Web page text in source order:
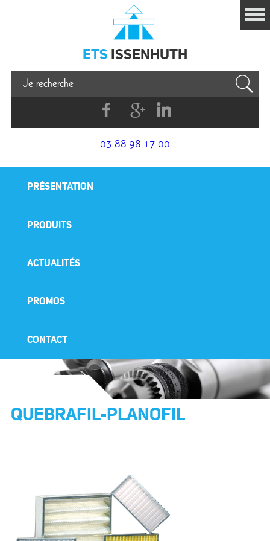
Issenhuth
ETS ISSENHUTH
FacebookG+
Linkedin
03 88 98 17 00
PRÉSENTATION
PRODUITS
ACTUALITÉS
PROMOS
CONTACT
QUEBRAFIL-PLANOFIL